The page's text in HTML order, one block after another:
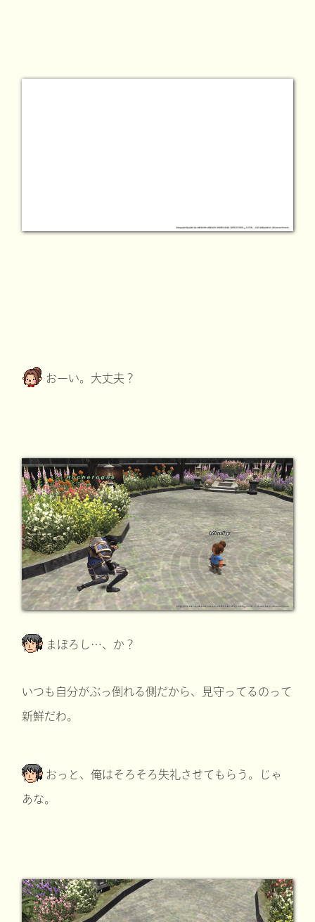
おーい。大丈夫？
まぼろし…、か？
いつも自分がぶっ倒れる側だから、見守ってるのって
新鮮だわ。
おっと、俺はそろそろ失礼させてもらう。じゃ
あな。